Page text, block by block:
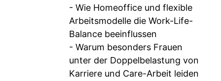
- Wie Homeoffice und flexible
Arbeitsmodelle die Work-Life-
Balance beeinflussen
- Warum besonders Frauen
unter der Doppelbelastung von
Karriere und Care-Arbeit leiden